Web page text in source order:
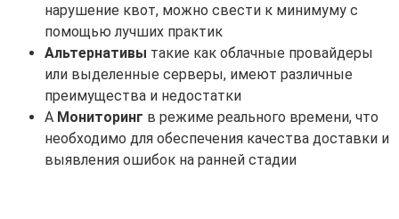
нарушение квот, можно свести к минимуму с
помощью лучших практик
Альтернативы такие как облачные провайдеры
или выделенные серверы, имеют различные
преимущества и недостатки
A Мониторинг в режиме реального времени, что
необходимо для обеспечения качества доставки и
выявления ошибок на ранней стадии